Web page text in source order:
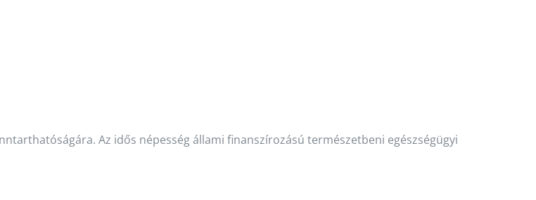
Az idős népesség állami finanszírozású természetbeni egészségügyi